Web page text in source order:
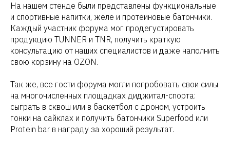
На нашем стенде были представлены функциональные
и спортивные напитки, желе и протеиновые батончики.
Каждый участник форума мог продегустировать
продукцию TUNNER и TNR, получить краткую
консультацию от наших специалистов и даже наполнить
свою корзину на OZON.
Так же, все гости форума могли попробовать свои силы
на многочисленных площадках диджитал-спорта:
сыграть в сквош или в баскетбол с дроном, устроить
гонки на сайклах и получить батончики Superfood или
Protein bar в награду за хороший результат.